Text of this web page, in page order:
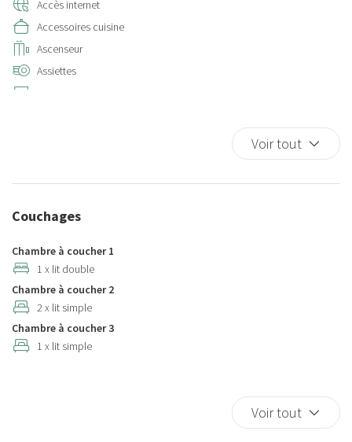
Accès internet
Accessoires cuisine
Ascenseur
Assiettes
Cafetière/théière
Casseroles et poêles
Chaise-haute
Chaises de salle à manger
Chauffage/climatiseur autonome
Cintres
Climatisation
Voir tout
Couchages
Chambre à coucher 1
1 x lit double
Chambre à coucher 2
2 x lit simple
Chambre à coucher 3
1 x lit simple
Voir tout